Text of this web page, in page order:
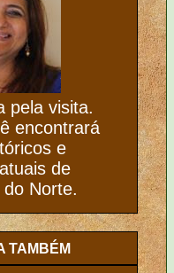
pela visita.
encontrará
e
de
Norte.
TAMBÉM